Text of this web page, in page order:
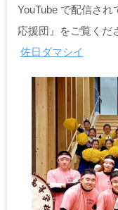
YouTube で配信さ
応援団』をご覧くだ
佐日ダマシイ